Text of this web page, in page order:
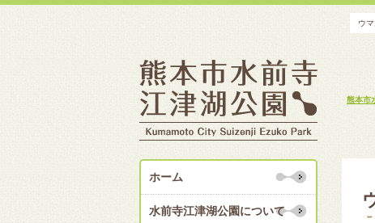
ウ
熊本市
ホーム
水前寺江津湖公園について